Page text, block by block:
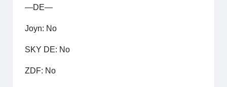
—DE—
Joyn: No
SKY DE: No
ZDF: No